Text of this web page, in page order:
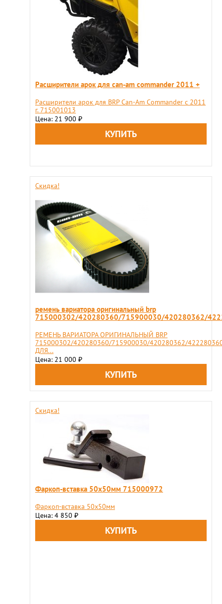
Расширители арок для can-am commander 2011 +
Расширители арок для BRP Can-Am Commander с 2011
г. 715001013
Цена: 21 900 ₽
Скидка!
ремень вариатора оригинальный brp
715000302/420280360/715900030/420280362/
РЕМЕНЬ ВАРИАТОРА ОРИГИНАЛЬНЫЙ BRP
715000302/420280360/715900030/420280362/
ДЛЯ...
Цена: 21 000 ₽
Скидка!
Фаркоп-вставка 50х50мм 715000972
Фаркоп-вставка 50х50мм
Цена: 4 850 ₽